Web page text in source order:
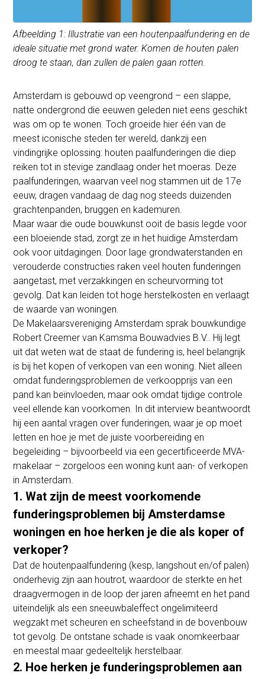
Afbeelding 1: Illustratie van een houtenpaalfundering en de
ideale situatie met grond water. Komen de houten palen
droog te staan, dan zullen de palen gaan rotten.
Amsterdam is gebouwd op veengrond – een slappe,
natte ondergrond die eeuwen geleden niet eens geschikt
was om op te wonen. Toch groeide hier één van de
meest iconische steden ter wereld, dankzij een
vindingrijke oplossing: houten paalfunderingen die diep
reiken tot in stevige zandlaag onder het moeras. Deze
paalfunderingen, waarvan veel nog stammen uit de 17e
eeuw, dragen vandaag de dag nog steeds duizenden
grachtenpanden, bruggen en kademuren.
Maar waar die oude bouwkunst ooit de basis legde voor
een bloeiende stad, zorgt ze in het huidige Amsterdam
ook voor uitdagingen. Door lage grondwaterstanden en
verouderde constructies raken veel houten funderingen
aangetast, met verzakkingen en scheurvorming tot
gevolg. Dat kan leiden tot hoge herstelkosten en verlaagt
de waarde van woningen.
De Makelaarsvereniging Amsterdam sprak bouwkundige
Robert Creemer van Kamsma Bouwadvies B.V.. Hij legt
uit dat weten wat de staat de fundering is, heel belangrijk
is bij het kopen of verkopen van een woning. Niet alleen
omdat funderingsproblemen de verkoopprijs van een
pand kan beïnvloeden, maar ook omdat tijdige controle
veel ellende kan voorkomen. In dit interview beantwoordt
hij een aantal vragen over funderingen, waar je op moet
letten en hoe je met de juiste voorbereiding en
begeleiding – bijvoorbeeld via een gecertificeerde MVA-
makelaar – zorgeloos een woning kunt aan- of verkopen
in Amsterdam.
1. Wat zijn de meest voorkomende
funderingsproblemen bij Amsterdamse
woningen en hoe herken je die als koper of
verkoper?​
Dat de houtenpaalfundering (kesp, langshout en/of palen)
onderhevig zijn aan houtrot, waardoor de sterkte en het
draagvermogen in de loop der jaren afneemt en het pand
uiteindelijk als een sneeuwbaleffect ongelimiteerd
wegzakt met scheuren en scheefstand in de bovenbouw
tot gevolg. De ontstane schade is vaak onomkeerbaar
en meestal maar gedeeltelijk herstelbaar.
2. Hoe herken je funderingsproblemen aan